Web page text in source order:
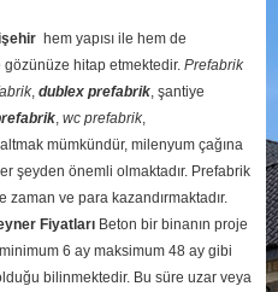
hem yapısı ile hem de
hitap etmektedir. Prefabrik
, dublex prefabrik, şantiye
, wc prefabrik,
mümkündür, milenyum çağına
şeyden önemli olmaktadır. Prefabrik
ve para kazandırmaktadır.
Fiyatları Beton bir binanın proje
6 ay maksimum 48 ay gibi
bilinmektedir. Bu süre uzar veya